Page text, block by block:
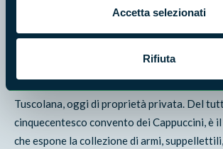
Accetta selezionati
Rifiuta
Maderno e dall'ingegnere Giovanni Fontana
Seicento. Gli interni offrono sale riccamente
catturare in particolare l'attenzione, con
Tuscolana, oggi di proprietà privata. Del
cinquecentesco convento dei Cappuccini, è
che espone la collezione di armi,